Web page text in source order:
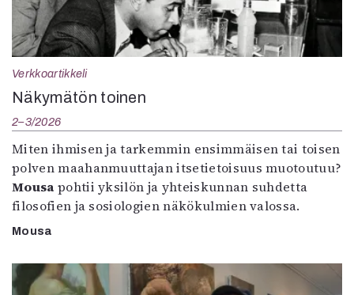
Verkkoartikkeli
Näkymätön toinen
2–3/2026
Miten ihmisen ja tarkemmin ensimmäisen tai toisen
polven maahanmuuttajan itsetietoisuus muotoutuu?
Mousa pohtii yksilön ja yhteiskunnan suhdetta
filosofien ja sosiologien näkökulmien valossa.
Mousa